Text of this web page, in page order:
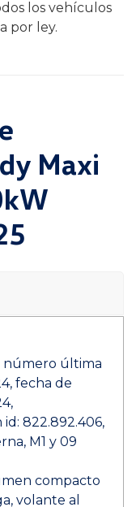
los vehículos
por ley.
Maxi
número última
fecha de
id: 822.892.406,
M1 y 09
compacto
volante al